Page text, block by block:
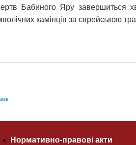
Бабиного Яру завершиться
камінців за єврейською
Нормативно-правові акти